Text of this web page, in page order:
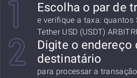
Escolha o par de
e verifique a taxa: quantos
Tether USD (USDT)
Digite o endereço
destinatário
para processar a